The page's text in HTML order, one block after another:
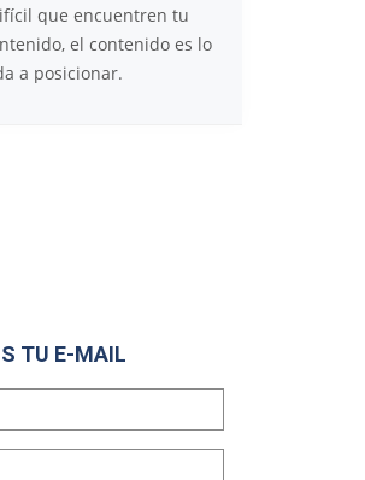
que encuentren tu
el contenido es lo
a posicionar.
TU E-MAIL